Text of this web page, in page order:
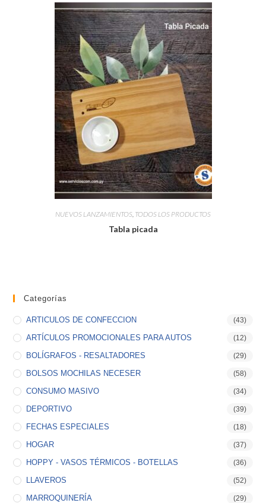
NUEVOS LANZAMIENTOS, TODOS LOS PRODUCTOS
Tabla picada
Categorías
ARTICULOS DE CONFECCION (43)
ARTÍCULOS PROMOCIONALES PARA AUTOS (12)
BOLÍGRAFOS - RESALTADORES (29)
BOLSOS MOCHILAS NECESER (58)
CONSUMO MASIVO (34)
DEPORTIVO (39)
FECHAS ESPECIALES (18)
HOGAR (37)
HOPPY - VASOS TÉRMICOS - BOTELLAS (36)
LLAVEROS (52)
MARROQUINERÍA (29)